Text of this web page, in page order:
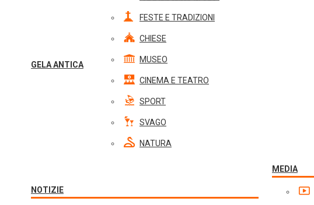
GELA ANTICA
FESTE E TRADIZIONI
CHIESE
MUSEO
CINEMA E TEATRO
SPORT
SVAGO
NATURA
NOTIZIE
MEDIA